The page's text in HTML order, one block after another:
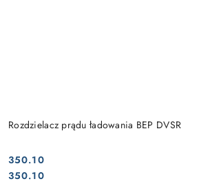
Rozdzielacz prądu ładowania BEP DVSR
Cena:
350.10
Cena:
350.10